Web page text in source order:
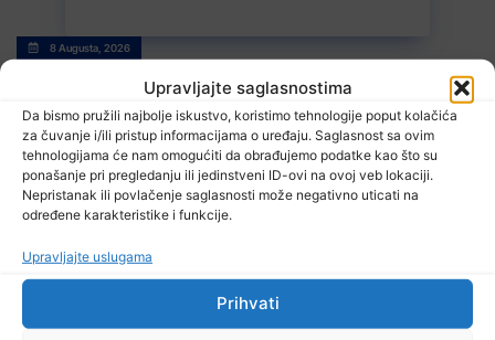
Upravljajte saglasnostima
Da bismo pružili najbolje iskustvo, koristimo tehnologije poput kolačića
za čuvanje i/ili pristup informacijama o uređaju. Saglasnost sa ovim
tehnologijama će nam omogućiti da obrađujemo podatke kao što su
ponašanje pri pregledanju ili jedinstveni ID-ovi na ovoj veb lokaciji.
Nepristanak ili povlačenje saglasnosti može negativno uticati na
određene karakteristike i funkcije.
Upravljajte uslugama
Prihvati
8 Augusta, 2026
8 Augusta, 2026
Stručnjaci – Uz nizak nivo količine vode u rijekama, najveći